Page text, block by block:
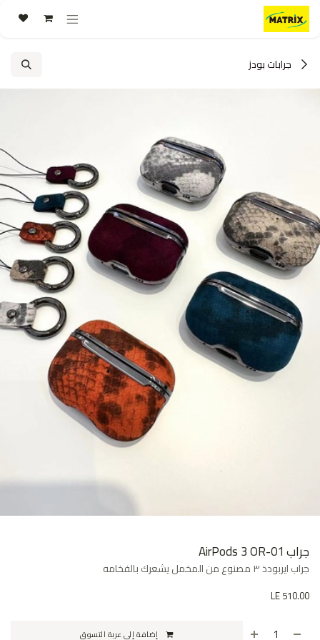
تخطي للذهاب إلى المحتوى
جرابات بودز
جراب AirPods 3 OR-01
جراب ايربودذ ٣ مصنوع من المخمل يشعرك بالفخامه
510.00